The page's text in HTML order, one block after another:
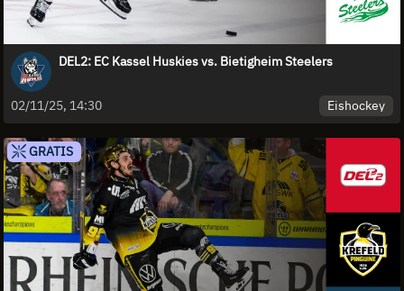
DEL2: EC Kassel Huskies vs. Bietigheim Steelers
02/11/25, 14:30 Eishockey
GRATIS